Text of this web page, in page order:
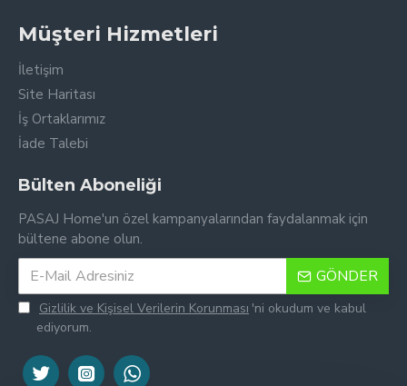
Müşteri Hizmetleri
İletişim
Site Haritası
İş Ortaklarımız
İade Talebi
Bülten Aboneliği
PASAJ Home'un özel kampanyalarından faydalanmak için
bültene abone olun.
GÖNDER
Gizlilik ve Kişisel Verilerin Korunması 'ni okudum ve kabul
ediyorum.